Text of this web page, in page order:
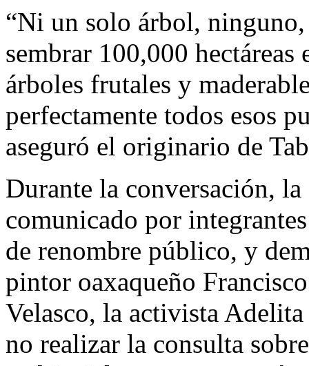
“Ni un solo árbol,
sembrar 100,000
árboles frutales y
perfectamente todos esos
aseguró el originario de
Durante la conversación,
comunicado por
de renombre público, y
pintor oaxaqueño
Velasco, la activista
no realizar la consulta